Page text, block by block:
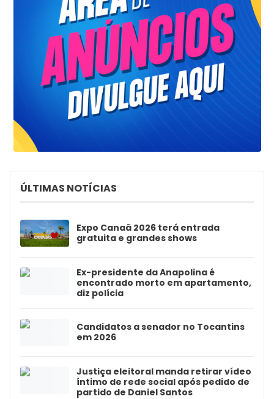
ÚLTIMAS NOTÍCIAS
Expo Canaã 2026 terá entrada
gratuita e grandes shows
Ex-presidente da Anapolina é
encontrado morto em apartamento,
diz polícia
Candidatos a senador no Tocantins
em 2026
Justiça eleitoral manda retirar vídeo
íntimo de rede social após pedido de
partido de Daniel Santos